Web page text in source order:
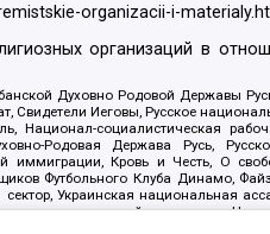
organizacii-i-
организаций в
Духовно Родовой Державы
Свидетели Иеговы, Русское
Национал-социалистическая
Родовая Держава Русь,
Кровь и Честь, О
Футбольного Клуба Динамо,
Украинская национальная
последователей инглиизма,